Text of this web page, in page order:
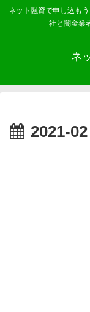
ネット融資で申し込も
社と闇金業
ネ
2021-02